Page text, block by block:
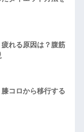
れる原因は？腹筋
コロから移行する